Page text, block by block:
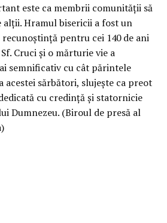
este ca membrii comunității să
Hramul bisericii a fost un
pentru cei 140 de ani
Cruci și o mărturie vie a
semnificativ cu cât părintele
acestei sărbători, slujește ca preot
cu credință și statornicie
Dumnezeu. (Biroul de presă al